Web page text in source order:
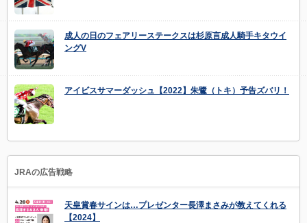
成人の日のフェアリーステークスは杉原言成人騎手キタウイ
ングV
アイビスサマーダッシュ【2022】朱鷺（トキ）予告ズバリ！
JRAの広告戦略
天皇賞春サインは…プレゼンター長澤まさみが教えてくれる
【2024】